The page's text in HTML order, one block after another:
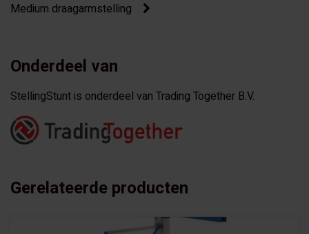
Medium draagarmstelling
Onderdeel van
StellingStunt is onderdeel van Trading Together B.V.
Gerelateerde producten